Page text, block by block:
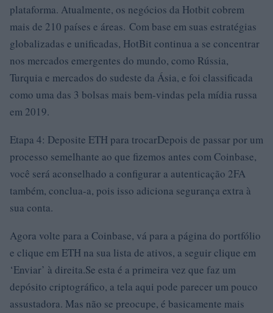
plataforma. Atualmente, os negócios da Hotbit cobrem
mais de 210 países e áreas. Com base em suas estratégias
globalizadas e unificadas, HotBit continua a se concentrar
nos mercados emergentes do mundo, como Rússia,
Turquia e mercados do sudeste da Ásia, e foi classificada
como uma das 3 bolsas mais bem-vindas pela mídia russa
em 2019.
Etapa 4: Deposite ETH para trocarDepois de passar por um
processo semelhante ao que fizemos antes com Coinbase,
você será aconselhado a configurar a autenticação 2FA
também, conclua-a, pois isso adiciona segurança extra à
sua conta.
Agora volte para a Coinbase, vá para a página do portfólio
e clique em ETH na sua lista de ativos, a seguir clique em
‘Enviar’ à direita.Se esta é a primeira vez que faz um
depósito criptográfico, a tela aqui pode parecer um pouco
assustadora. Mas não se preocupe, é basicamente mais